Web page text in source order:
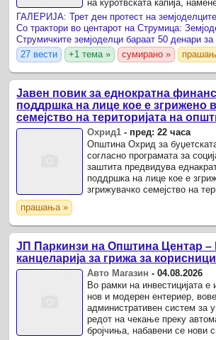
на куротвската капија,
преработувачките
27 вести
+1 тема » сумирано »
Јавен повик за еднократна
поддршка на лице кое е згрижено
семејство на територијата на
Охрид1 - пред: 22 часа
Општина Охрид за
согласно програмата за
заштита предвидува
поддршка на лице кое е
згрижувачко семејство на
прашања »
ЈП Паркинзи на Општина Центар –
канцеларија за грижа за корисници
Авто Магазин -04.08.2026
Во рамки на инвестицијата е
нов и модерен ентериер,
административен систем за
редот на чекање преку
бројчиња, набавени се нови